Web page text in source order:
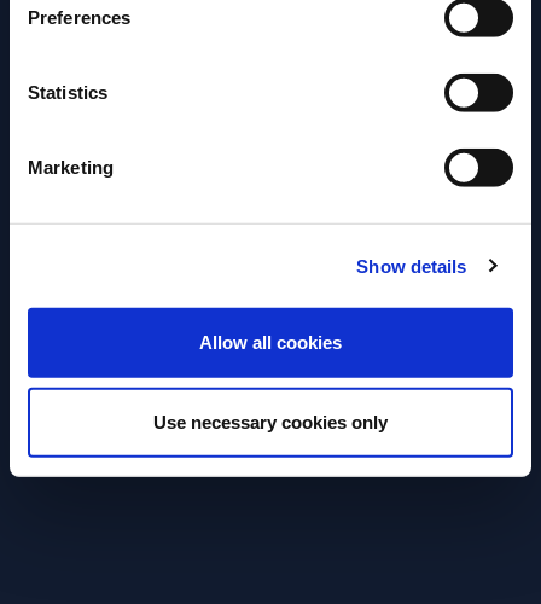
Preferences
Statistics
Marketing
Show details
Allow all cookies
Use necessary cookies only
ENTER